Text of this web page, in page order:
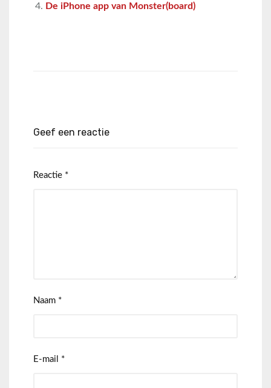
De iPhone app van Monster(board)
Geef een reactie
Reactie *
Naam *
E-mail *